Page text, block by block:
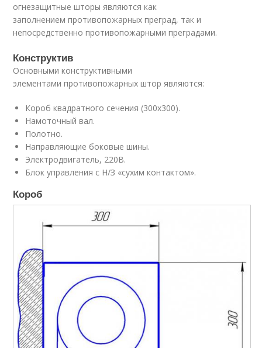
огнезащитные шторы являются как
заполнением противопожарных преград, так и
непосредственно противопожарными преградами.
Конструктив
Основными конструктивными
элементами противопожарных штор являются:
Короб квадратного сечения (300х300).
Намоточный вал.
Полотно.
Направляющие боковые шины.
Электродвигатель, 220В.
Блок управления с Н/З «сухим контактом».
Короб